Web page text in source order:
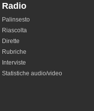
Radio
Palinsesto
Riascolta
Dirette
Rubriche
Interviste
Statistiche audio/video